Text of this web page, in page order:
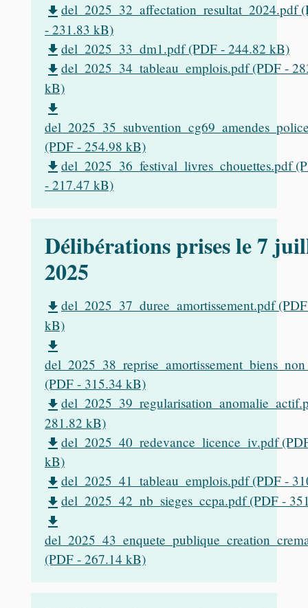
file_download del_2025_32_affectation_resultat_2024.pdf
- 231.83 kB)
file_download del_2025_33_dm1.pdf (PDF - 244.82 kB)
file_download del_2025_34_tableau_emplois.pdf (PDF -
kB)
file_download
(PDF - 254.98 kB)
file_download del_2025_36_festival_livres_chouettes.pdf
- 217.47 kB)
Délibérations prises le 7
2025
file_download del_2025_37_duree_amortissement.pdf
kB)
file_download
(PDF - 315.34 kB)
file_download
281.82 kB)
file_download del_2025_40_redevance_licence_iv.pdf
kB)
file_download del_2025_41_tableau_emplois.pdf (PDF -
file_download del_2025_42_nb_sieges_ccpa.pdf (PDF -
file_download
(PDF - 267.14 kB)